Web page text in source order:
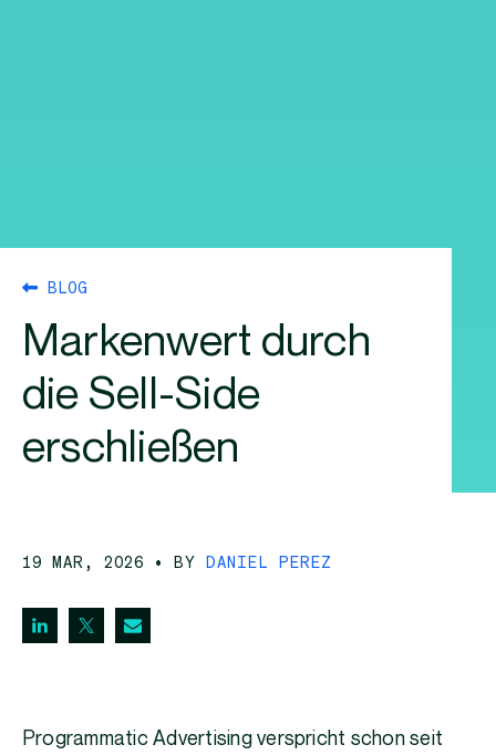
BLOG
Markenwert durch
die Sell-Side
erschließen
19 MAR, 2026 • BYDANIEL PEREZ
Programmatic Advertising verspricht schon seit